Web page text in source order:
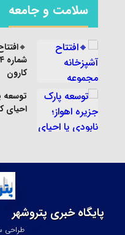
سلامت و جامعه
کارون
توسعه
احیای
پایگاه خبری پتروشهر
طراحی